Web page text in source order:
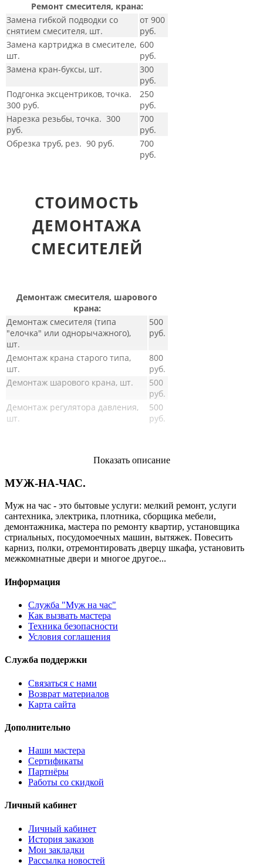
Ремонт смесителя, крана:
Замена гибкой подводки со
снятием смесителя, шт.
от 900
руб.
Замена картриджа в смесителе,
шт.
600
руб.
Замена кран-буксы, шт.
300
руб.
Подгонка эксцентриков, точка.
300 руб.
250
руб.
Нарезка резьбы, точка. 300
руб.
700
руб.
Обрезка труб, рез. 90 руб.
700
руб.
СТОИМОСТЬ
ДЕМОНТАЖА
СМЕСИТЕЛЕЙ
Демонтаж смесителя, шарового
крана:
Демонтаж смесителя (типа
"елочка" или однорычажного),
шт.
500
руб.
Демонтаж крана старого типа,
шт.
800
руб.
Демонтаж шарового крана, шт.
500
руб.
Демонтаж регулятора давления,
шт.
500
руб.
Показать описание
МУЖ-НА-ЧАС.
Муж на час - это бытовые услуги: мелкий ремонт, услуги
сантехника, электрика, плотника, сборщика мебели,
демонтажника, мастера по ремонту квартир, установщика
стриальных, посудомоечных машин, вытяжек. Повесить
карниз, полки, отремонтировать дверцу шкафа, установить
межкомнатные двери и многое другое...
Информация
Служба "Муж на час"
Как вызвать мастера
Техника безопасности
Условия соглашения
Служба поддержки
Связаться с нами
Возврат материалов
Карта сайта
Дополнительно
Наши мастера
Сертификаты
Партнёры
Работы со скидкой
Личный кабинет
Личный кабинет
История заказов
Мои закладки
Рассылка новостей